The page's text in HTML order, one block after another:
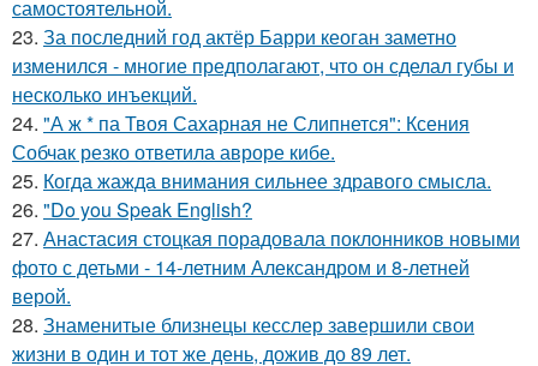
самостоятельной.
23. За последний год актёр Барри кеоган заметно
изменился - многие предполагают, что он сделал губы и
несколько инъекций.
24. "А ж * па Твоя Сахарная не Слипнется": Ксения
Собчак резко ответила авроре кибе.
25. Когда жажда внимания сильнее здравого смысла.
26. "Do you Speak English?
27. Анастасия стоцкая порадовала поклонников новыми
фото с детьми - 14-летним Александром и 8-летней
верой.
28. Знаменитые близнецы кесслер завершили свои
жизни в один и тот же день, дожив до 89 лет.